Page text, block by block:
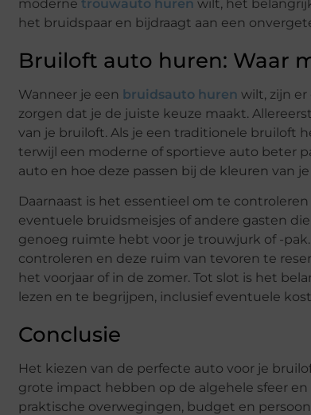
moderne trouwauto huren wilt, het
het bruidspaar en bijdraagt aan een
Bruiloft auto huren: Waar
Wanneer je een bruidsauto huren wilt, zijn
zorgen dat je de juiste keuze maakt.
van je bruiloft. Als je een traditionele bruiloft
terwijl een moderne of sportieve auto beter
auto en hoe deze passen bij de kleuren van
Daarnaast is het essentieel om te
eventuele bruidsmeisjes of andere gasten
genoeg ruimte hebt voor je trouwjurk of -
controleren en deze ruim van tevoren te
het voorjaar of in de zomer. Tot slot is het
lezen en te begrijpen, inclusief eventuele
Conclusie
Het kiezen van de perfecte auto voor je
grote impact hebben op de algehele sfeer
praktische overwegingen, budget en